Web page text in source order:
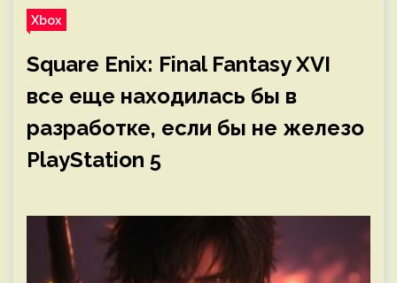
Xbox
Square Enix: Final Fantasy XVI
все еще находилась бы в
разработке, если бы не железо
PlayStation 5